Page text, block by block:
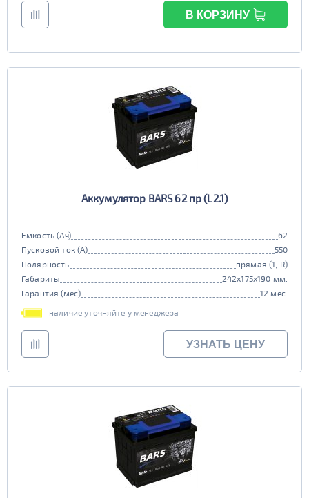
В КОРЗИНУ
Аккумулятор BARS 62 пр (L2.1)
Емкость (Ач)
62
Пусковой ток (А)
550
Полярность
прямая (1, R)
Габариты
242x175x190 мм.
Гарантия (мес)
12 мес.
наличие уточняйте у менеджера
УЗНАТЬ ЦЕНУ